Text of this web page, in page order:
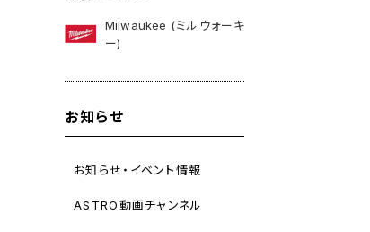
Milwaukee (ミルウォーキ
ー)
お知らせ
お知らせ・イベント情報
ASTRO動画チャンネル